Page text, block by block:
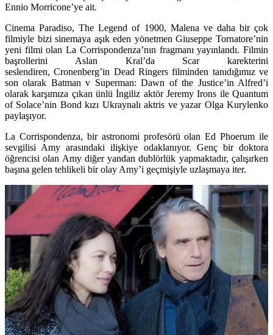
Ennio Morricone’ye ait.
Cinema Paradiso, The Legend of 1900, Malena ve daha bir çok
filmiyle bizi sinemaya aşık eden yönetmenGiuseppe Tornatore’nin
yeni filmi olan La Corrispondenza’nın fragmanı yayınlandı. Filmin
başrollerini Aslan Kral’da Scar karekterini
seslendiren, Cronenberg’in Dead Ringers filminden tanıdığımız ve
son olarak Batman v Superman: Dawn of the Justice’in Alfred’i
olarak karşımıza çıkan ünlü İngiliz aktör Jeremy Irons ile Quantum
of Solace’nin Bond kızı Ukraynalı aktris ve yazar Olga Kurylenko
paylaşıyor.
La Corrispondenza, bir astronomi profesörü olan Ed Phoerum ile
sevgilisi Amy arasındaki ilişkiye odaklanıyor. Genç bir doktora
öğrencisi olan Amy diğer yandan dublörlük yapmaktadır, çalışırken
başına gelen tehlikeli bir olay Amy’i geçmişiyle uzlaşmaya iter.